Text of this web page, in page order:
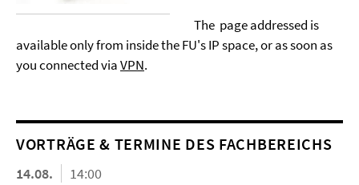
The page addressed is
available only from inside the FU's IP space, or as soon as
you connected viaVPN.
VORTRÄGE & TERMINE DES FACHBEREICHS
14.08.
14:00